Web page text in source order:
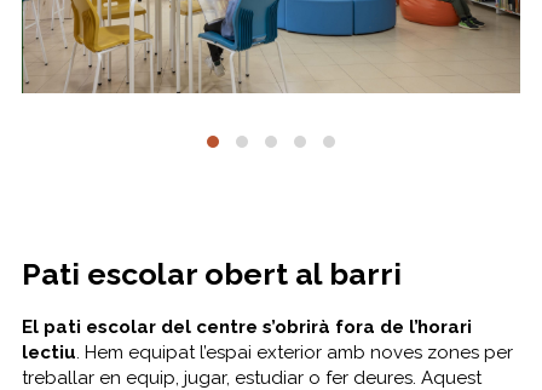
Pati escolar obert al barri
El pati escolar del centre s’obrirà fora de l’horari
lectiu. Hem equipat l’espai exterior amb noves zones per
treballar en equip, jugar, estudiar o fer deures. Aquest